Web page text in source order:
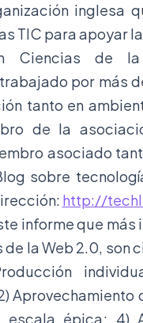
inglesa
TIC para apoyar
Ciencias de la
por más
tanto en
de la
asociado
sobre
http://
informe que
la Web 2.0, son
Aprovechamiento
escala épica; 4)